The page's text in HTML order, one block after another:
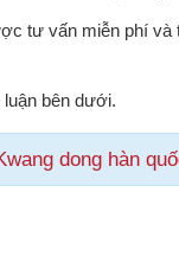
tư vấn miễn phí và
bên dưới.
dong hàn